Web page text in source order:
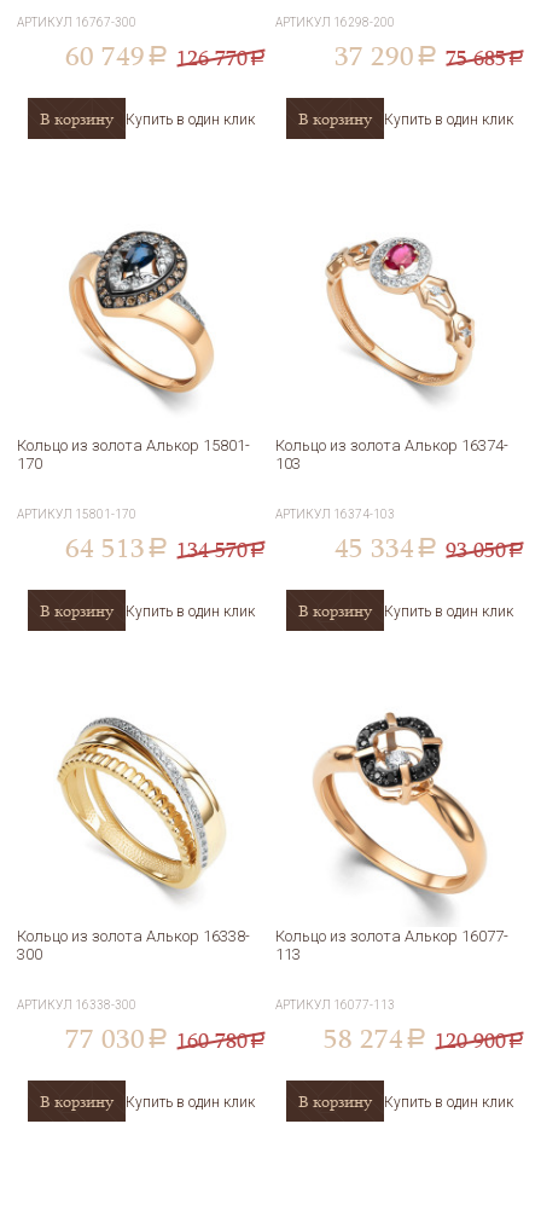
АРТИКУЛ 16767-300
60 749 a 126 770a
В корзину Купить в один клик
АРТИКУЛ 16298-200
37 290 a 75 685a
В корзину Купить в один клик
Кольцо из золота Алькор 15801-
170
АРТИКУЛ 15801-170
64 513 a 134 570a
В корзину Купить в один клик
Кольцо из золота Алькор 16374-
103
АРТИКУЛ 16374-103
45 334 a 93 050a
В корзину Купить в один клик
Кольцо из золота Алькор 16338-
300
АРТИКУЛ 16338-300
77 030 a 160 780a
В корзину Купить в один клик
Кольцо из золота Алькор 16077-
113
АРТИКУЛ 16077-113
58 274 a 120 900a
В корзину Купить в один клик